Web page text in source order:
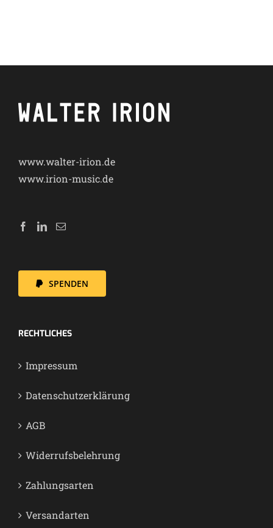
www.walter-irion.de
www.irion-music.de
SPENDEN
RECHT­LI­CHES
Impres­sum
Daten­schutz­er­klä­rung
AGB
Wider­rufs­be­leh­rung
Zah­lungs­ar­ten
Ver­sand­ar­ten